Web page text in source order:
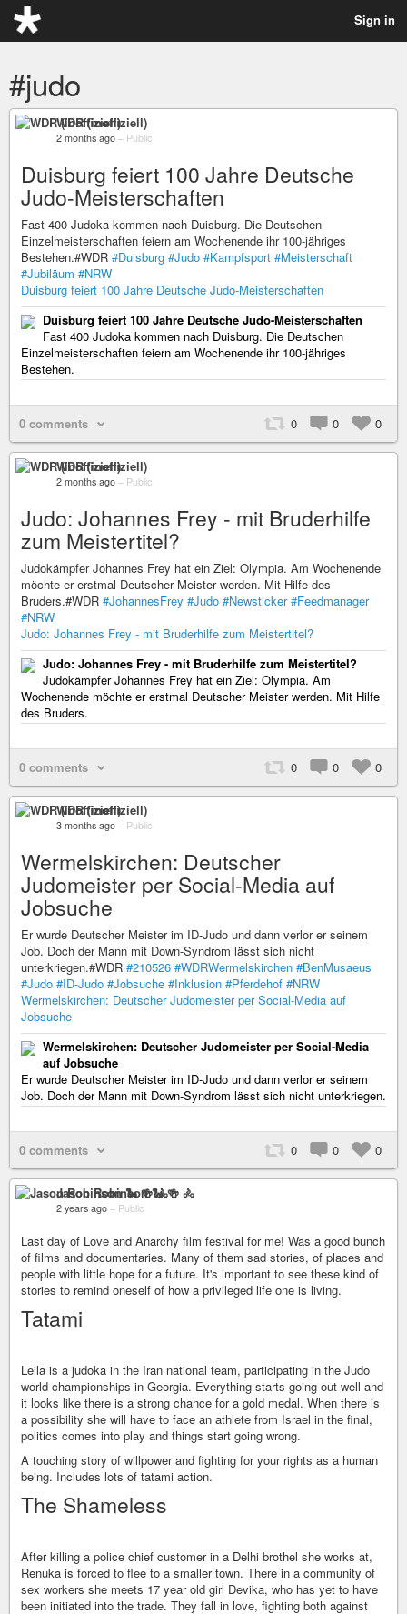
Sign in
#judo
WDR (inoffiziell)
2 months ago – Public
Duisburg feiert 100 Jahre Deutsche
Judo-Meisterschaften
Fast 400 Judoka kommen nach Duisburg. Die Deutschen
Einzelmeisterschaften feiern am Wochenende ihr 100-jähriges
Bestehen.#WDR #Duisburg #Judo #Kampfsport #Meisterschaft
#Jubiläum #NRW
Duisburg feiert 100 Jahre Deutsche Judo-Meisterschaften
Duisburg feiert 100 Jahre Deutsche Judo-Meisterschaften
Fast 400 Judoka kommen nach Duisburg. Die Deutschen
Einzelmeisterschaften feiern am Wochenende ihr 100-jähriges
Bestehen.
0 comments 0 0 0
WDR (inoffiziell)
2 months ago – Public
Judo: Johannes Frey - mit Bruderhilfe
zum Meistertitel?
Judokämpfer Johannes Frey hat ein Ziel: Olympia. Am Wochenende
möchte er erstmal Deutscher Meister werden. Mit Hilfe des
Bruders.#WDR #JohannesFrey #Judo #Newsticker #Feedmanager
#NRW
Judo: Johannes Frey - mit Bruderhilfe zum Meistertitel?
Judo: Johannes Frey - mit Bruderhilfe zum Meistertitel?
Judokämpfer Johannes Frey hat ein Ziel: Olympia. Am
Wochenende möchte er erstmal Deutscher Meister werden. Mit Hilfe
des Bruders.
0 comments 0 0 0
WDR (inoffiziell)
3 months ago – Public
Wermelskirchen: Deutscher
Judomeister per Social-Media auf
Jobsuche
Er wurde Deutscher Meister im ID-Judo und dann verlor er seinem
Job. Doch der Mann mit Down-Syndrom lässt sich nicht
unterkriegen.#WDR #210526 #WDRWermelskirchen #BenMusaeus
#Judo #ID-Judo #Jobsuche #Inklusion #Pferdehof #NRW
Wermelskirchen: Deutscher Judomeister per Social-Media auf
Jobsuche
Wermelskirchen: Deutscher Judomeister per Social-Media
auf Jobsuche
Er wurde Deutscher Meister im ID-Judo und dann verlor er seinem
Job. Doch der Mann mit Down-Syndrom lässt sich nicht unterkriegen.
0 comments 0 0 0
Jason Robinson 🐍 🍻 🚴
2 years ago – Public
Last day of Love and Anarchy film festival for me! Was a good bunch
of films and documentaries. Many of them sad stories, of places and
people with little hope for a future. It's important to see these kind of
stories to remind oneself of how a privileged life one is living.
Tatami
Leila is a judoka in the Iran national team, participating in the Judo
world championships in Georgia. Everything starts going out well and
it looks like there is a strong chance for a gold medal. When there is
a possibility she will have to face an athlete from Israel in the final,
politics comes into play and things start going wrong.
A touching story of willpower and fighting for your rights as a human
being. Includes lots of tatami action.
The Shameless
After killing a police chief customer in a Delhi brothel she works at,
Renuka is forced to flee to a smaller town. There in a community of
sex workers she meets 17 year old girl Devika, who has yet to have
been initiated into the trade. They fall in love, fighting both against